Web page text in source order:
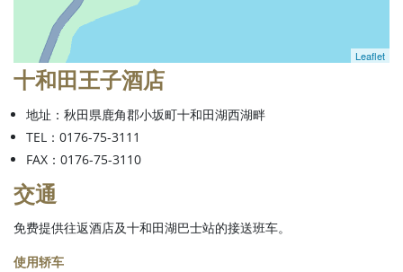
Leaflet
十和田王子酒店
地址：秋田県鹿角郡小坂町十和田湖西湖畔
TEL：0176-75-3111
FAX：0176-75-3110
交通
免费提供往返酒店及十和田湖巴士站的接送班车。
使用轿车